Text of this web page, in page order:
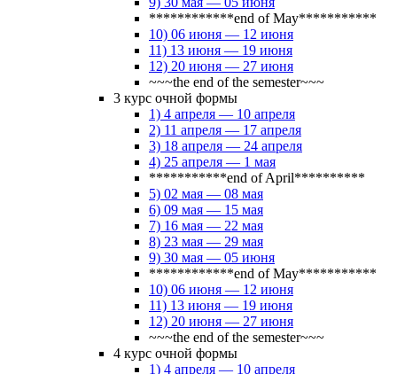
************end of May***********
10) 06 июня — 12 июня
11) 13 июня — 19 июня
12) 20 июня — 27 июня
~~~the end of the semester~~~
3 курс очной формы
1) 4 апреля — 10 апреля
2) 11 апреля — 17 апреля
3) 18 апреля — 24 апреля
4) 25 апреля — 1 мая
***********end of April**********
5) 02 мая — 08 мая
6) 09 мая — 15 мая
7) 16 мая — 22 мая
8) 23 мая — 29 мая
9) 30 мая — 05 июня
************end of May***********
10) 06 июня — 12 июня
11) 13 июня — 19 июня
12) 20 июня — 27 июня
~~~the end of the semester~~~
4 курс очной формы
1) 4 апреля — 10 апреля